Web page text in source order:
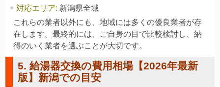
対応エリア: 新潟県全域
これらの業者以外にも、地域には多くの優良業者が存
在します。最終的には、ご自身の目で比較検討し、納
得のいく業者を選ぶことが大切です。
5. 給湯器交換の費用相場【2026年最新
版】新潟での目安